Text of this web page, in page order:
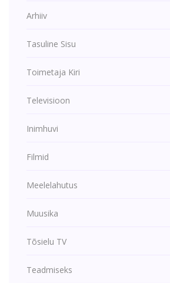
Arhiiv
Tasuline Sisu
Toimetaja Kiri
Televisioon
Inimhuvi
Filmid
Meelelahutus
Muusika
Tõsielu TV
Teadmiseks